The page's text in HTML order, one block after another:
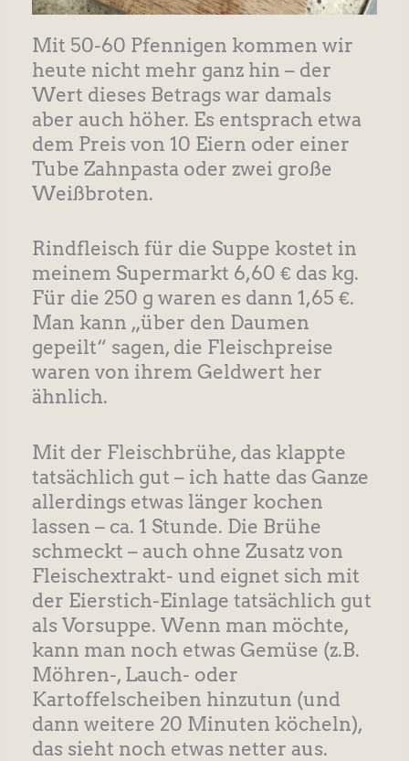
Mit 50-60 Pfennigen kommen wir
heute nicht mehr ganz hin – der
Wert dieses Betrags war damals
aber auch höher. Es entsprach etwa
dem Preis von 10 Eiern oder einer
Tube Zahnpasta oder zwei große
Weißbroten.
Rindfleisch für die Suppe kostet in
meinem Supermarkt 6,60 € das kg.
Für die 250 g waren es dann 1,65 €.
Man kann „über den Daumen
gepeilt“ sagen, die Fleischpreise
waren von ihrem Geldwert her
ähnlich.
Mit der Fleischbrühe, das klappte
tatsächlich gut – ich hatte das Ganze
allerdings etwas länger kochen
lassen – ca. 1 Stunde. Die Brühe
schmeckt – auch ohne Zusatz von
Fleischextrakt- und eignet sich mit
der Eierstich-Einlage tatsächlich gut
als Vorsuppe. Wenn man möchte,
kann man noch etwas Gemüse (z.B.
Möhren-, Lauch- oder
Kartoffelscheiben hinzutun (und
dann weitere 20 Minuten köcheln),
das sieht noch etwas netter aus.